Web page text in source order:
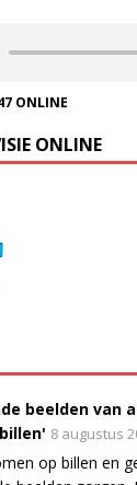
ONLINE
ONLINE
beelden van
8 augustus
op billen en